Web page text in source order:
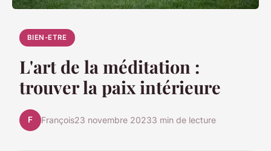
BIEN-ETRE
L'art de la méditation :
trouver la paix intérieure
F François23 novembre 20233 min de lecture